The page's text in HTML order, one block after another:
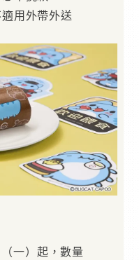
用外帶外送
一）起，數量